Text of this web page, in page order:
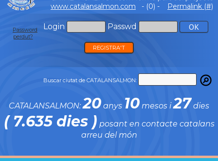
www.catalansalmon.com - (0) - Permalink (#)
Login Passwd
Password
perdut?
REGISTRA'T
Buscar ciutat de CATALANSALMON:
CATALANSALMON:20 anys 10 mesos i27 dies
( 7.635 dies ) posant en contacte catalans
arreu del món